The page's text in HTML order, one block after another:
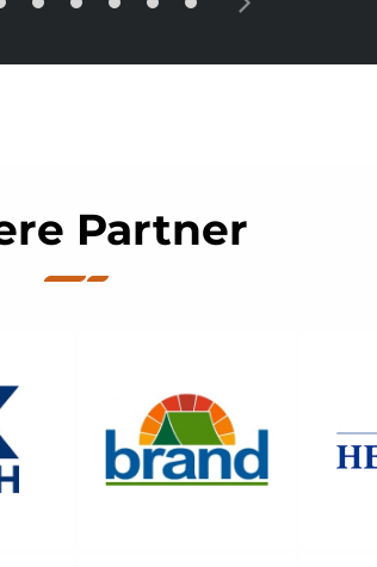
Partner